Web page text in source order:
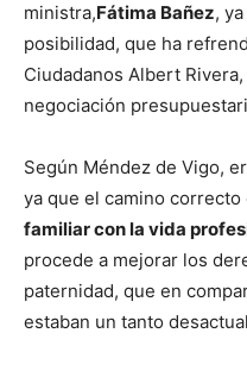
ministra,Fátima Bañez,
posibilidad, que ha
Ciudadanos Albert
negociación
Según Méndez de Vigo,
ya que el camino
familiar con la vida
procede a mejorar los
paternidad, que en
estaban un tanto